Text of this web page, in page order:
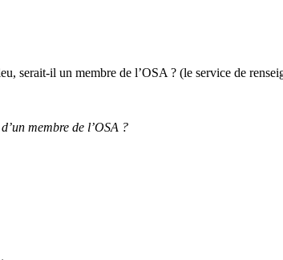
serait-il un membre de l’OSA ? (le service de
membre de l’OSA ?